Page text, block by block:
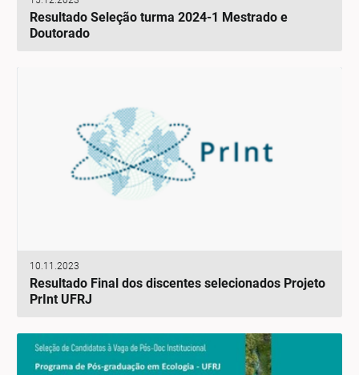
Resultado Seleção turma 2024-1 Mestrado e
Doutorado
10.11.2023
Resultado Final dos discentes selecionados Projeto
PrInt UFRJ